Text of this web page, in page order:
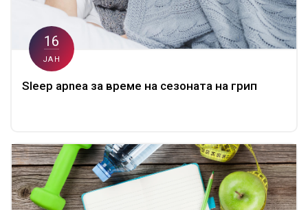
16
ЈАН
Sleep apnea за време на сезоната на грип